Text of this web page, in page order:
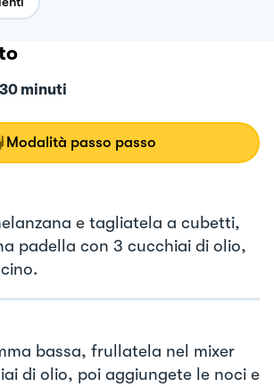
30 minuti
Modalità passo passo
e tagliatela a cubetti,
padella con 3 cucchiai di olio,
bassa, frullatela nel mixer
di olio, poi aggiungete le noci e